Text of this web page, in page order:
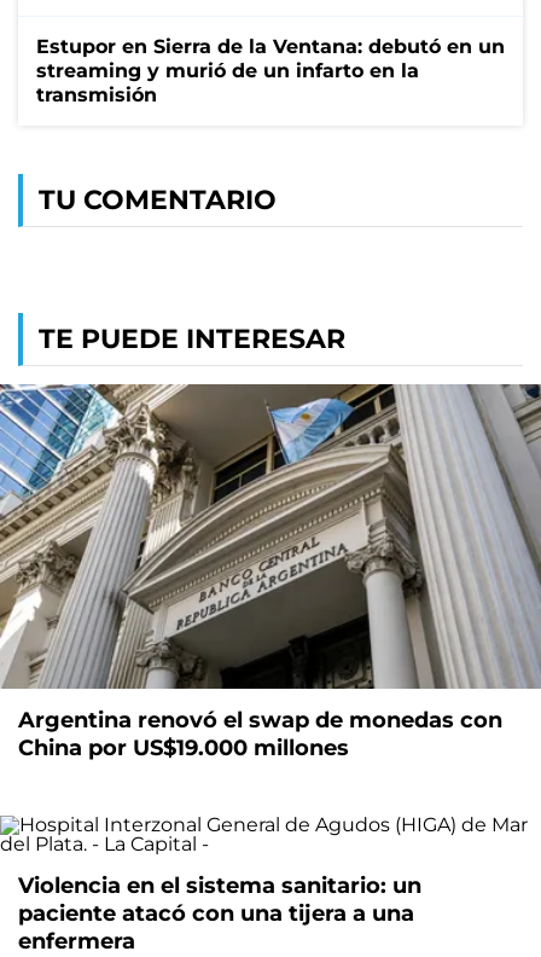
Estupor en Sierra de la Ventana: debutó en un
streaming y murió de un infarto en la
transmisión
TU COMENTARIO
TE PUEDE INTERESAR
Argentina renovó el swap de monedas con
China por US$19.000 millones
Violencia en el sistema sanitario: un
paciente atacó con una tijera a una
enfermera